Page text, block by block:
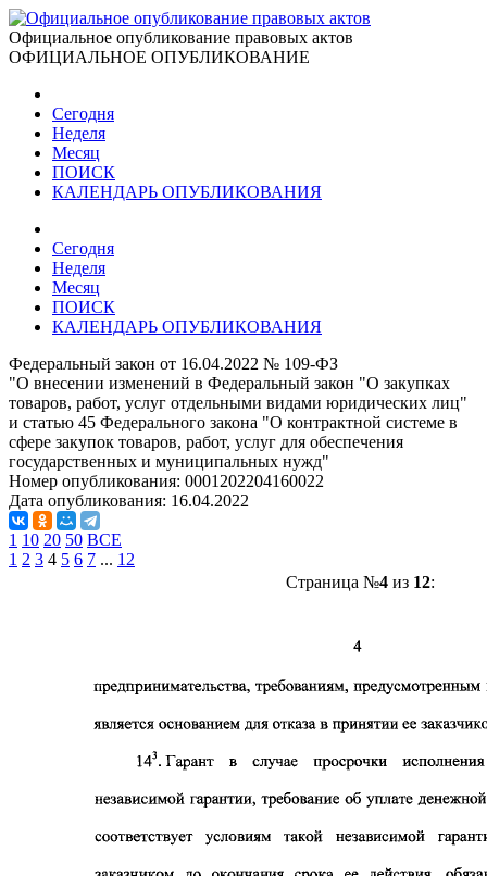
Официальное опубликование правовых актов
ОФИЦИАЛЬНОЕ ОПУБЛИКОВАНИЕ
Сегодня
Неделя
Месяц
ПОИСК
КАЛЕНДАРЬ ОПУБЛИКОВАНИЯ
Сегодня
Неделя
Месяц
ПОИСК
КАЛЕНДАРЬ ОПУБЛИКОВАНИЯ
Федеральный закон от 16.04.2022 № 109-ФЗ
"О внесении изменений в Федеральный закон "О закупках
товаров, работ, услуг отдельными видами юридических лиц"
и статью 45 Федерального закона "О контрактной системе в
сфере закупок товаров, работ, услуг для обеспечения
государственных и муниципальных нужд"
Номер опубликования: 0001202204160022
Дата опубликования: 16.04.2022
1 10 20 50 ВСЕ
1 2 3 4 5 6 7 ... 12
Страница №4из 12: